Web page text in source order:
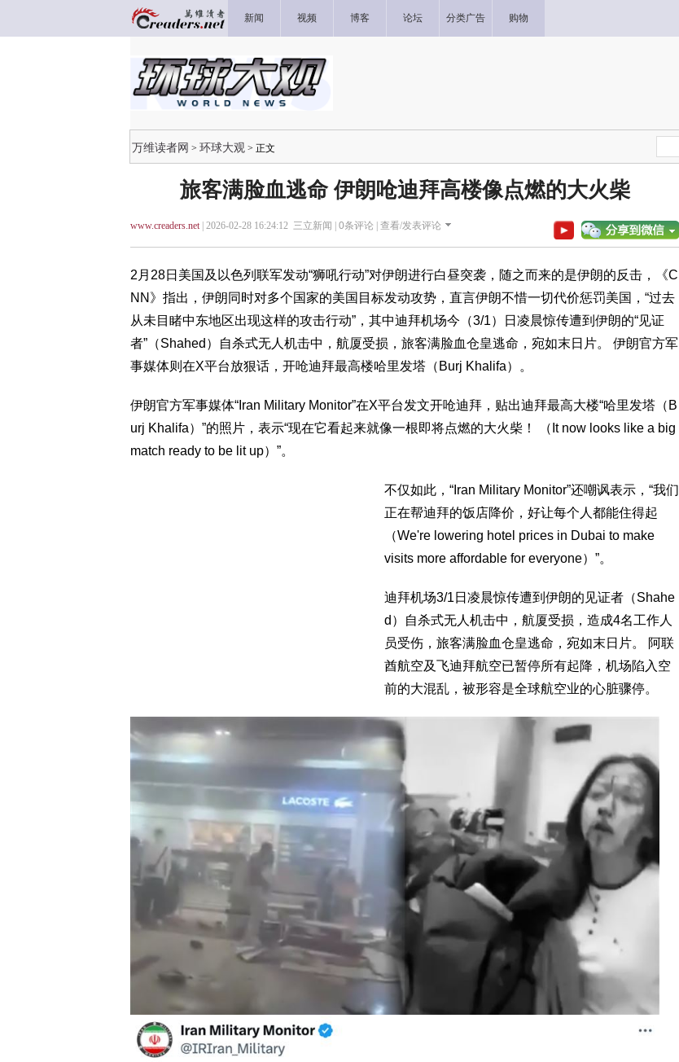
新闻 视频 博客 论坛 分类广告 购物
万维读者网 > 环球大观 > 正文
旅客满脸血逃命 伊朗呛迪拜高楼像点燃的大火柴
www.creaders.net| 2026-02-28 16:24:12 三立新闻 | 0条评论 | 查看/发表评论
2月28日美国及以色列联军发动“狮吼行动”对伊朗进行白昼突袭，随之而来的是伊朗的反击，《C
NN》指出，伊朗同时对多个国家的美国目标发动攻势，直言伊朗不惜一切代价惩罚美国，“过去
从未目睹中东地区出现这样的攻击行动”，其中迪拜机场今（3/1）日凌晨惊传遭到伊朗的“见证
者”（Shahed）自杀式无人机击中，航厦受损，旅客满脸血仓皇逃命，宛如末日片。 伊朗官方军
事媒体则在X平台放狠话，开呛迪拜最高楼哈里发塔（Burj Khalifa）。
伊朗官方军事媒体“Iran Military Monitor”在X平台发文开呛迪拜，贴出迪拜最高大楼“哈里发塔（B
urj Khalifa）”的照片，表示“现在它看起来就像一根即将点燃的大火柴！ （It now looks like a big
match ready to be lit up）”。
不仅如此，“Iran Military Monitor”还嘲讽表示，“我们
正在帮迪拜的饭店降价，好让每个人都能住得起
（We're lowering hotel prices in Dubai to make
visits more affordable for everyone）”。
迪拜机场3/1日凌晨惊传遭到伊朗的见证者（Shahe
d）自杀式无人机击中，航厦受损，造成4名工作人
员受伤，旅客满脸血仓皇逃命，宛如末日片。 阿联
酋航空及飞迪拜航空已暂停所有起降，机场陷入空
前的大混乱，被形容是全球航空业的心脏骤停。